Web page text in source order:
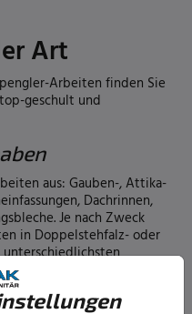
Art
Arbeiten finden Sie
geschult und
aus: Gauben-, Attika-
Dachrinnen,
Je nach Zweck
in Doppelstehfalz- oder
verzinktem
Edelstahl).